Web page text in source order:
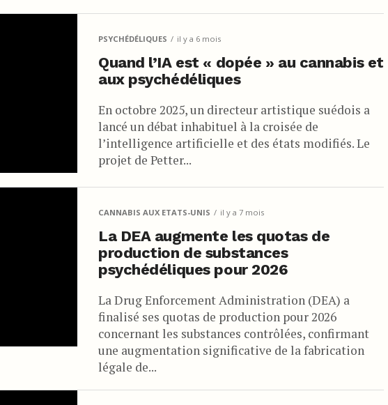
PSYCHÉDÉLIQUES il y a 6 mois
Quand l’IA est « dopée » au cannabis et
aux psychédéliques
En octobre 2025, un directeur artistique suédois a
lancé un débat inhabituel à la croisée de
l’intelligence artificielle et des états modifiés. Le
projet de Petter...
CANNABIS AUX ETATS-UNIS il y a 7 mois
La DEA augmente les quotas de
production de substances
psychédéliques pour 2026
La Drug Enforcement Administration (DEA) a
finalisé ses quotas de production pour 2026
concernant les substances contrôlées, confirmant
une augmentation significative de la fabrication
légale de...